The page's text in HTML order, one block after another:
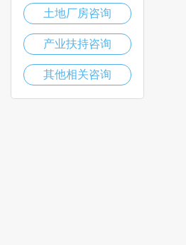
土地厂房咨询
产业扶持咨询
其他相关咨询